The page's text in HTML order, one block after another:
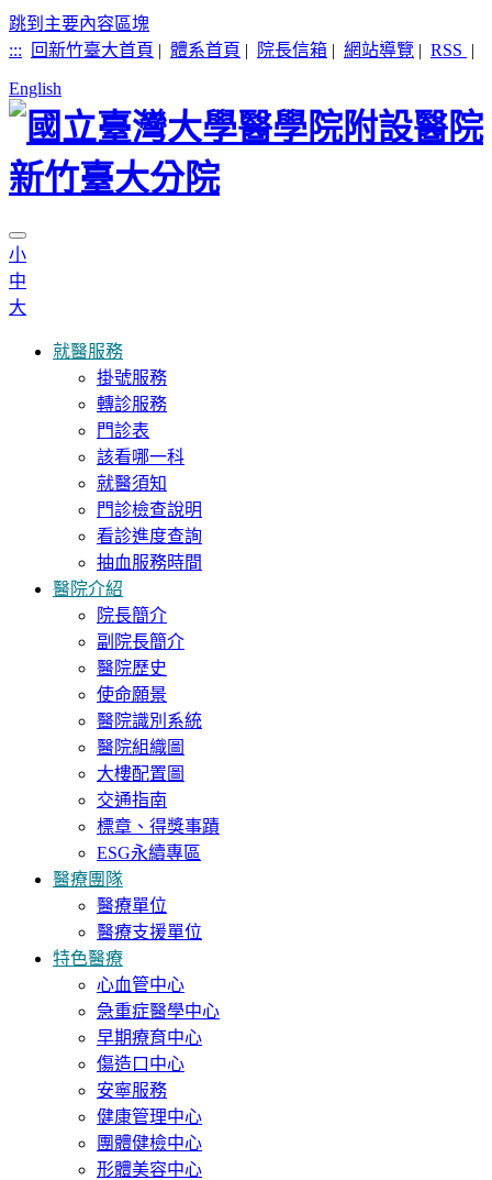
跳到主要內容區塊
:::
回新竹臺大首頁 | 體系首頁 | 院長信箱 | 網站導覽 | RSS |
English
小
中
大
就醫服務
掛號服務
轉診服務
門診表
該看哪一科
就醫須知
門診檢查說明
看診進度查詢
抽血服務時間
醫院介紹
院長簡介
副院長簡介
醫院歷史
使命願景
醫院識別系統
醫院組織圖
大樓配置圖
交通指南
標章、得獎事蹟
ESG永續專區
醫療團隊
醫療單位
醫療支援單位
特色醫療
心血管中心
急重症醫學中心
早期療育中心
傷造口中心
安寧服務
健康管理中心
團體健檢中心
形體美容中心